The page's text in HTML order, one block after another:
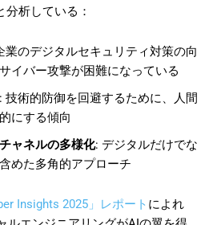
析している：
業のデジタルセキュリティ対策の向
イバー攻撃が困難になっている
: 技術的防御を回避するために、人間
にする傾向
ャネルの多様化: デジタルだけでな
めた多角的アプローチ
Insights 2025」レポート によれ